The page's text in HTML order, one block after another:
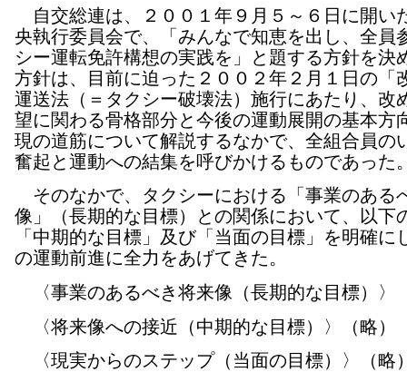
自交総連は、２００１年９月５～６日に開い
央執行委員会で、「みんなで知恵を出し、全員
シー運転免許構想の実践を」と題する方針を決
方針は、目前に迫った２００２年２月１日の「
運送法（＝タクシー破壊法）施行にあたり、改
望に関わる骨格部分と今後の運動展開の基本方
現の道筋について解説するなかで、全組合員の
奮起と運動への結集を呼びかけるものであった
そのなかで、タクシーにおける「事業のある
像」（長期的な目標）との関係において、以下
「中期的な目標」及び「当面の目標」を明確に
の運動前進に全力をあげてきた。
〈事業のあるべき将来像（長期的な目標）〉
〈将来像への接近（中期的な目標）〉（略）
〈現実からのステップ（当面の目標）〉（略